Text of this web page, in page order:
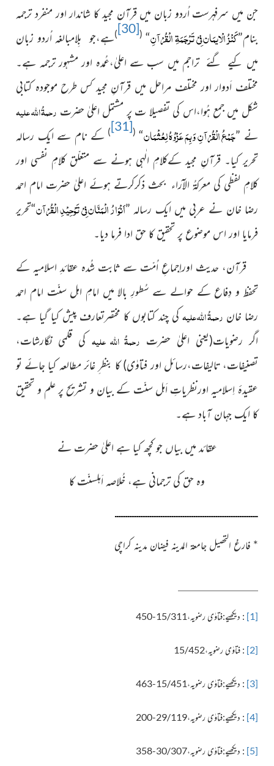
جن میں سرفہرست اُردو زبان میں قرآن مجید کا شاندار اور منفرد ترجمہ
بنام”کَنْزُ الْایمَان فِیْ تَرْجَمَۃِ الْقُرْآنِ“
(
[30]
)ہے،جو بِلامبالغہ اُردو زبان
میں کیے گئے تراجم میں سب سے اعلیٰ،عُمدہ اور مشہور ترجمہ ہے۔
مختلف اَدوار اور مختلف مراحل میں قرآنِ مجید کس طرح موجودہ کتابی
شکل میں جمع ہُوا،اس کی تفصیلا ت پر مشتمل اعلیٰ حضرت رحمۃُ اللہ علیہ
نے ”جَمْعُ الْقُرْآنِ وَبِمَ عَزْوُہُ لِعُثْمَان“
(
[31]
) کے نام سے ایک رسالہ
تحریر کیا۔ قرآنِ مجید کےکلامِ الٰہی ہونے سے متعلّق کلامِ نفسی اور
کلامِ لفظی کی معرکۃُ الآراء بحث ذکرکرتے ہوئے اعلیٰ حضرت امام احمد
رضا خان نے عربی میں ایک رسالہ ”اَنْوَارُ الْمَنَّان فِيْ تَوْحِیْدِ الْقُرْآن“تحریر
فرمایا اور اس موضوع پر تحقیق کا حق ادا فرما دیا۔
قرآن، حدیث اوراِجماعِ اُمّت سے ثابت شُدہ عقائدِ اسلامیہ کے
تحفظ و دِفاع کے حوالے سے سُطورِ بالا میں امامِ اہل سنّت امام احمد
رضا خان رحمۃُ اللہ علیہ کی چند کتابوں کا مختصرتعارف پیش کیا گیا ہے۔
اگر رضویات(یعنی اعلیٰ حضرت رحمۃُ اللہ علیہکی قلمی نگارشات،
تصنیفات، تالیفات،رسائل اور فتاوٰی) کا بنظر ِ غائر مطالعہ کیا جائے تو
عقیدۂ اِسلامیہ اورنظریاتِ اَہل سنّت کے بیان و تشریح پر علم و تحقیق
کا ایک جہان آباد ہے۔
عقائد میں بیاں جو کچھ کیا ہے اعلیٰ حضرت نے
وہ حق کی ترجمانی ہے، خُلاصہ اَہلسنّت کا
ــــــــــــــــــــــــــــــــــــــــــــــــــــــــــــــــــــــــــــــ
* فارغ التحصیل جامعۃ المدینہ فیضان مدینہ کراچی
[1] : دیکھیے:فتاوٰی رضویہ،15/311-450
[2] : فتاوٰی رضویہ،15/452
[3] : دیکھیے:فتاوٰی رضویہ،15/451-463
[4] : دیکھیے:فتاوٰی رضویہ،29/119-200
[5] : دیکھیے:فتاوٰی رضویہ،30/307-358